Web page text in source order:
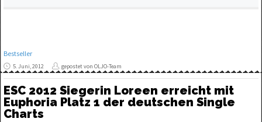
Bestseller
5. Juni, 2012 gepostet von OLJO-Team
ESC 2012 Siegerin Loreen erreicht mit
Euphoria Platz 1 der deutschen Single
Charts